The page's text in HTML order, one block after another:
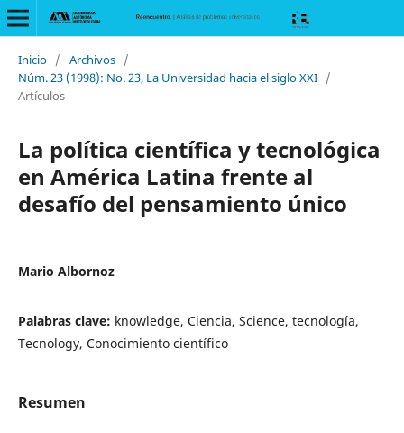
Inicio / Archivos /
Núm. 23 (1998): No. 23, La Universidad hacia el siglo XXI /
Artículos
La política científica y tecnológica
en América Latina frente al
desafío del pensamiento único
Mario Albornoz
Palabras clave: knowledge, Ciencia, Science, tecnología,
Tecnology, Conocimiento científico
Resumen